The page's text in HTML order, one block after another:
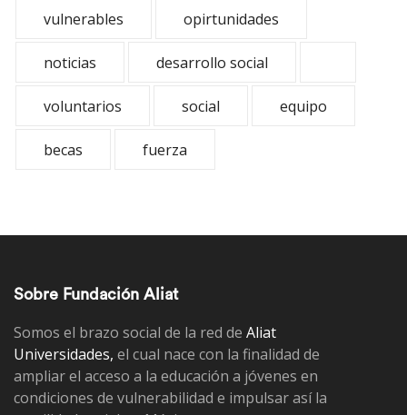
vulnerables opirtunidades
noticias desarrollo social
voluntarios social equipo
becas fuerza
Sobre Fundación Aliat
Somos el brazo social de la red de Aliat
Universidades, el cual nace con la finalidad de
ampliar el acceso a la educación a jóvenes en
condiciones de vulnerabilidad e impulsar así la